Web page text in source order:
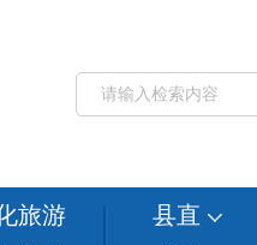
旅游
县直